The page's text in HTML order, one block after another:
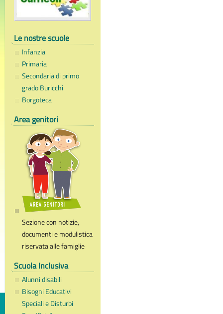
Le nostre scuole
Infanzia
Primaria
Secondaria di primo
grado Buricchi
Borgoteca
Area genitori
Sezione con notizie,
documenti e modulistica
riservata alle famiglie
Scuola Inclusiva
Alunni disabili
Bisogni Educativi
Speciali e Disturbi